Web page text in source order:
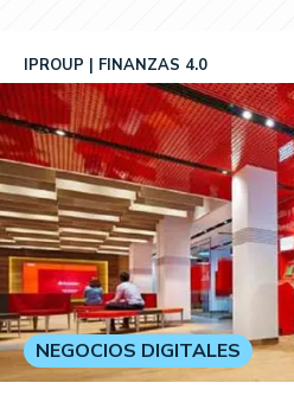
IPROUP FINANZAS 4.0
NEGOCIOS DIGITALES